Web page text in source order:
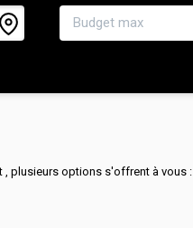
, plusieurs options s'offrent à vous :